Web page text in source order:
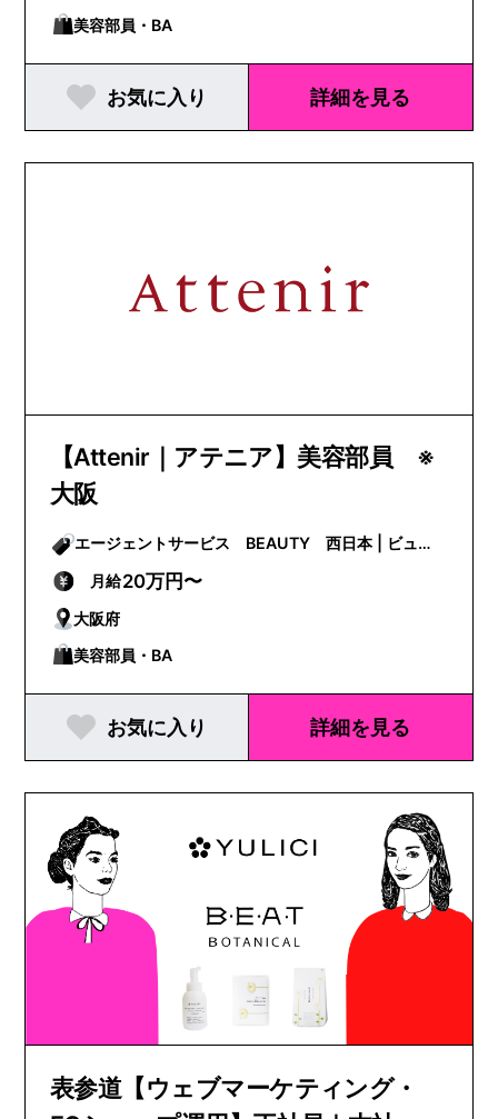
美容部員・BA
お気に入り 詳細を見る
【Attenir｜アテニア】美容部員 ※
大阪
エージェントサービス BEAUTY 西日本 | ビュー
ティー
月給20万円〜
大阪府
美容部員・BA
お気に入り 詳細を見る
表参道【ウェブマーケティング・